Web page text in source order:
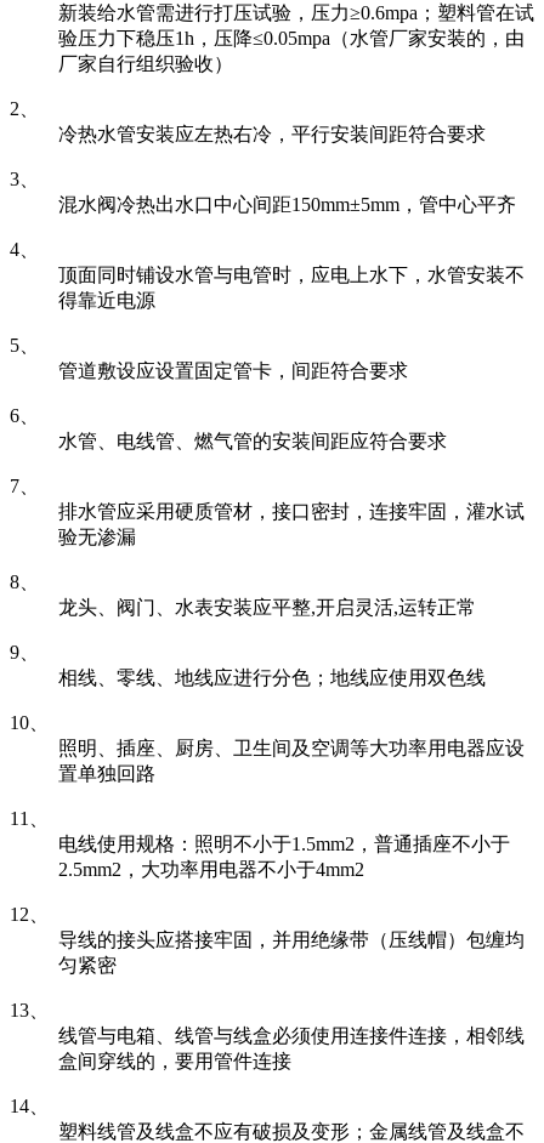
新装给水管需进行打压试验，压力≥0.6mpa；塑料管在试
验压力下稳压1h，压降≤0.05mpa（水管厂家安装的，由
厂家自行组织验收）
2、
冷热水管安装应左热右冷，平行安装间距符合要求
3、
混水阀冷热出水口中心间距150mm±5mm，管中心平齐
4、
顶面同时铺设水管与电管时，应电上水下，水管安装不
得靠近电源
5、
管道敷设应设置固定管卡，间距符合要求
6、
水管、电线管、燃气管的安装间距应符合要求
7、
排水管应采用硬质管材，接口密封，连接牢固，灌水试
验无渗漏
8、
龙头、阀门、水表安装应平整,开启灵活,运转正常
9、
相线、零线、地线应进行分色；地线应使用双色线
10、
照明、插座、厨房、卫生间及空调等大功率用电器应设
置单独回路
11、
电线使用规格：照明不小于1.5mm2，普通插座不小于
2.5mm2，大功率用电器不小于4mm2
12、
导线的接头应搭接牢固，并用绝缘带（压线帽）包缠均
匀紧密
13、
线管与电箱、线管与线盒必须使用连接件连接，相邻线
盒间穿线的，要用管件连接
14、
塑料线管及线盒不应有破损及变形；金属线管及线盒不